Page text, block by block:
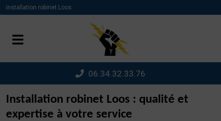
installation robinet Loos
06.34.32.33.76
Installation robinet Loos : qualité et
expertise à votre service
Panneau de gestion des cookies